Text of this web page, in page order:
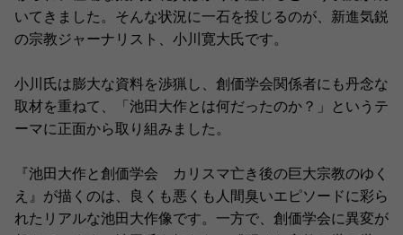
いてきました。そんな状況に一石を投じるのが、新進気鋭
の宗教ジャーナリスト、小川寛大氏です。
小川氏は膨大な資料を渉猟し、創価学会関係者にも丹念な
取材を重ねて、「池田大作とは何だったのか？」というテ
ーマに正面から取り組みました。
『池田大作と創価学会 カリスマ亡き後の巨大宗教のゆく
え』が描くのは、良くも悪くも人間臭いエピソードに彩ら
れたリアルな池田大作像です。一方で、創価学会に異変が